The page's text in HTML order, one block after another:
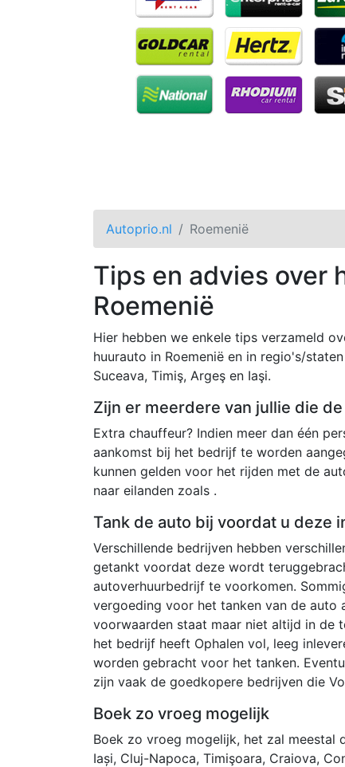
Autoprio.nl Roemenië
Tips en advies over
Roemenië
Hier hebben we enkele tips verzameld
huurauto in Roemenië en in regio's/
Suceava, Timiş, Argeş en Iaşi.
Zijn er meerdere van jullie die
Extra chauffeur? Indien meer dan één
aankomst bij het bedrijf te worden
kunnen gelden voor het rijden met de
naar eilanden zoals .
Tank de auto bij voordat u deze
Verschillende bedrijven hebben
getankt voordat deze wordt
autoverhuurbedrijf te voorkomen.
vergoeding voor het tanken van de auto
voorwaarden staat maar niet altijd in de
het bedrijf heeft Ophalen vol, leeg
worden gebracht voor het tanken.
zijn vaak de goedkopere bedrijven die
Boek zo vroeg mogelijk
Boek zo vroeg mogelijk, het zal meestal
Iași, Cluj-Napoca, Timişoara, Craiova,